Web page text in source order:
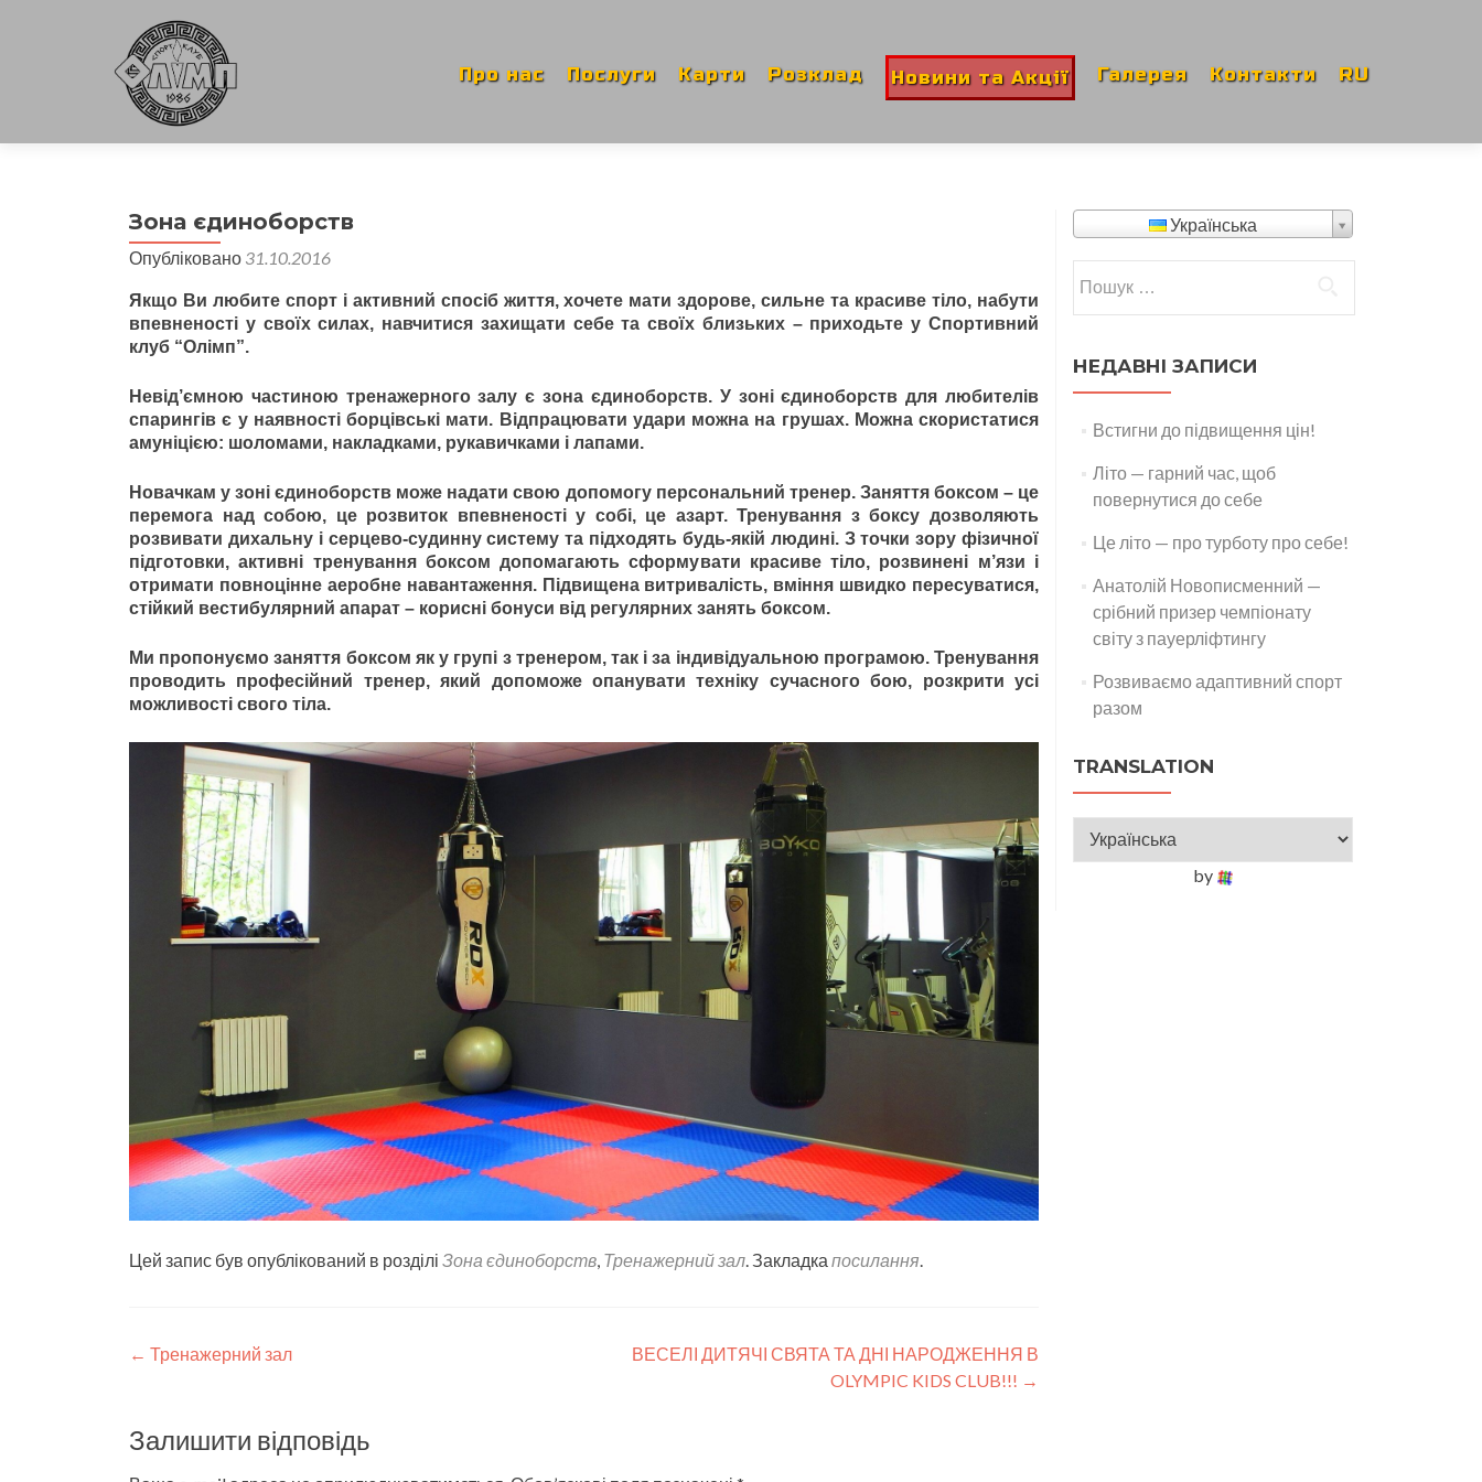
content
Про нас Послуги Карти Розклад Новини та Акції Галерея Контакти RU
Зона єдиноборств
Опубліковано 31.10.2016
Якщо Ви любите спорт і активний спосіб життя, хочете мати здорове, сильне та красиве тіло, набути
впевненості у своїх силах, навчитися захищати себе та своїх близьких – приходьте у Спортивний
клуб “Олімп”.
Невід’ємною частиною тренажерного залу є зона єдиноборств. У зоні єдиноборств для любителів
спарингів є у наявності борцівські мати. Відпрацювати удари можна на грушах. Можна скористатися
амуніцією: шоломами, накладками, рукавичками і лапами.
Новачкам у зоні єдиноборств може надати свою допомогу персональний тренер. Заняття боксом – це
перемога над собою, це розвиток впевненості у собі, це азарт. Тренування з боксу дозволяють
розвивати дихальну і серцево-судинну систему та підходять будь-якій людині. З точки зору фізичної
підготовки, активні тренування боксом допомагають сформувати красиве тіло, розвинені м’язи і
отримати повноцінне аеробне навантаження. Підвищена витривалість, вміння швидко пересуватися,
стійкий вестибулярний апарат – корисні бонуси від регулярних занять боксом.
Ми пропонуємо заняття боксом як у групі з тренером, так і за індивідуальною програмою. Тренування
проводить професійний тренер, який допоможе опанувати техніку сучасного бою, розкрити усі
можливості свого тіла.
Цей запис був опублікований в розділі Зона єдиноборств, Тренажерний зал. Закладка посилання.
Post
← Тренажерний зал
ВЕСЕЛІ ДИТЯЧІ СВЯТА ТА ДНІ НАРОДЖЕННЯ В
OLYMPIC KIDS CLUB!!! →
Залишити відповідь
Українська
НЕДАВНІ ЗАПИСИ
Встигни до підвищення цін!
Літо — гарний час, щоб
повернутися до себе
Це літо — про турботу про себе!
Анатолій Новописменний —
срібний призер чемпіонату
світу з пауерліфтингу
Розвиваємо адаптивний спорт
разом
TRANSLATION
by